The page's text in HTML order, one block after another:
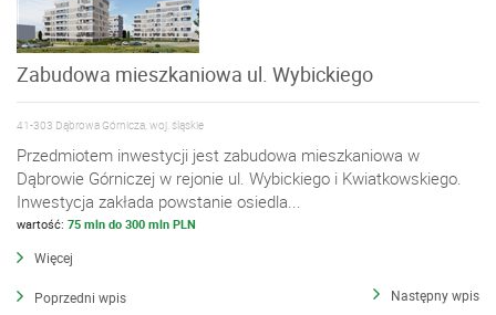
Zabudowa mieszkaniowa ul. Wybickiego
41-303 Dąbrowa Górnicza, woj. śląskie
Przedmiotem inwestycji jest zabudowa mieszkaniowa w
Dąbrowie Górniczej w rejonie ul. Wybickiego i Kwiatkowskiego.
Inwestycja zakłada powstanie osiedla...
wartość: 75 mln do 300 mln PLN
Więcej
Poprzedni wpis Następny wpis